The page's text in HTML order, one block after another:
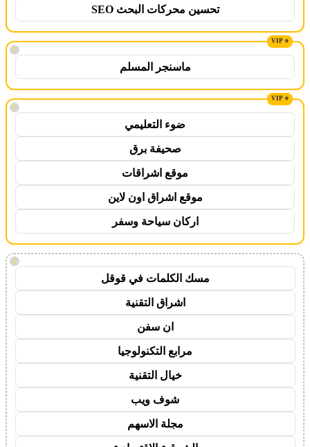
تحسين محركات البحث SEO
!
ماسنجر المسلم
!
ضوء التعليمي
صحيفة برق
موقع اشراقات
موقع اشراق اون لاين
اركان سياحة وسفر
!
مسك الكلمات في قوقل
اشراق التقنية
ان سفن
مرابع التكنولوجيا
خيال التقنية
شوف ويب
مجلة الاسهم